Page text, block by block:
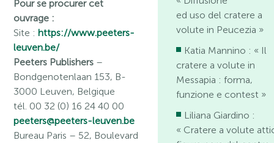
Pour se procurer cet
ouvrage :
Site :https://www.peeters-
leuven.be/
Peeters Publishers –
Bondgenotenlaan 153, B-
3000 Leuven, Belgique
tél. 00 32 (0) 16 24 40 00
peeters@peeters-leuven.be
Bureau Paris – 52, Boulevard
ed uso del cratere a
volute in Peucezia »
Katia Mannino : « Il
cratere a volute in
Messapia : forma,
funzione e contest »
Liliana Giardino : ​
« Cratere a volute